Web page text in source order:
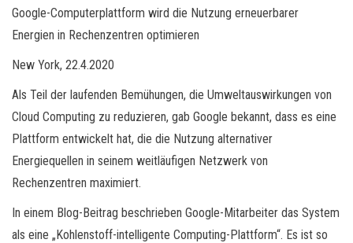
Google-Computerplattform wird die Nutzung erneuerbarer
Energien in Rechenzentren optimieren
New York, 22.4.2020
Als Teil der laufenden Bemühungen, die Umweltauswirkungen von
Cloud Computing zu reduzieren, gab Google bekannt, dass es eine
Plattform entwickelt hat, die die Nutzung alternativer
Energiequellen in seinem weitläufigen Netzwerk von
Rechenzentren maximiert.
In einem Blog-Beitrag beschrieben Google-Mitarbeiter das System
als eine „Kohlenstoff-intelligente Computing-Plattform“. Es ist so